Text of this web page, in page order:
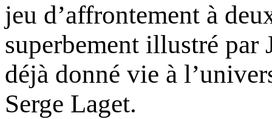
jeu d’affrontement à
superbement illustré
déjà donné vie à
Serge Laget.